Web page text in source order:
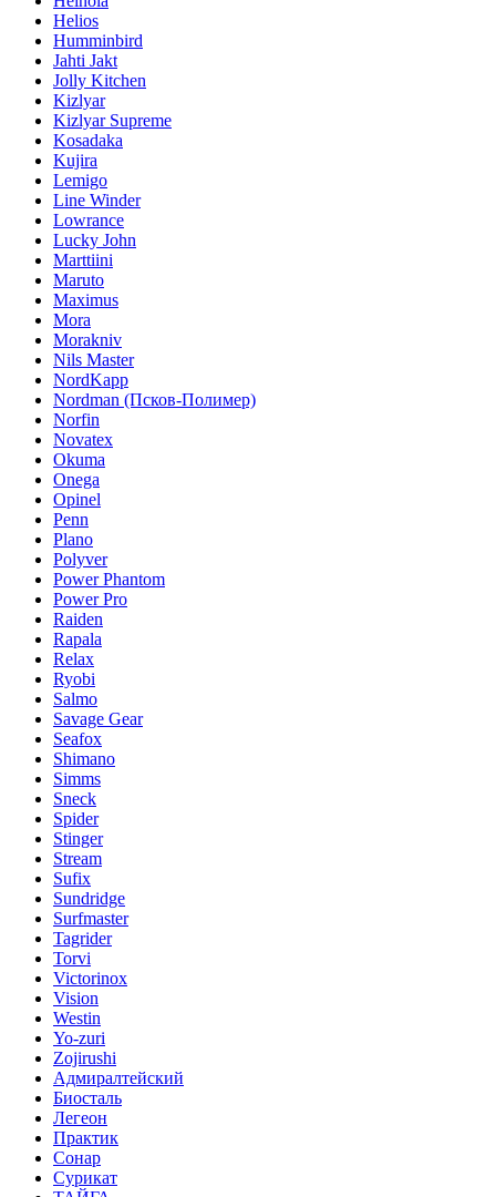
Helios
Humminbird
Jahti Jakt
Jolly Kitchen
Kizlyar
Kizlyar Supreme
Kosadaka
Kujira
Lemigo
Line Winder
Lowrance
Lucky John
Marttiini
Maruto
Maximus
Mora
Morakniv
Nils Master
NordKapp
Nordman (Псков-Полимер)
Norfin
Novatex
Okuma
Onega
Opinel
Penn
Plano
Polyver
Power Phantom
Power Pro
Raiden
Rapala
Relax
Ryobi
Salmo
Savage Gear
Seafox
Shimano
Simms
Sneck
Spider
Stinger
Stream
Sufix
Sundridge
Surfmaster
Tagrider
Torvi
Victorinox
Vision
Westin
Yo-zuri
Zojirushi
Адмиралтейский
Биосталь
Легеон
Практик
Сонар
Сурикат